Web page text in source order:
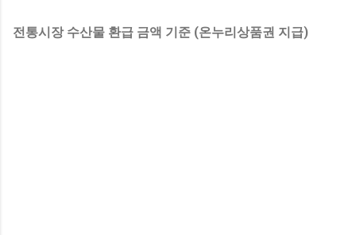
전통시장 수산물 환급 금액 기준 (온누리상품권 지급)